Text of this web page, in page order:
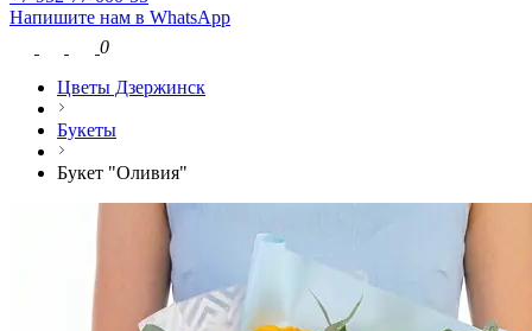
Напишите нам в WhatsApp
0
Цветы Дзержинск
Букеты
Букет "Оливия"